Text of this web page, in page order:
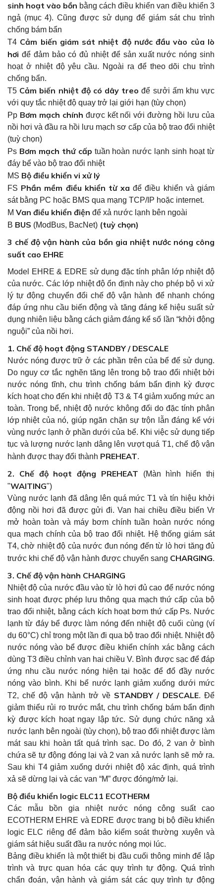
Au Co Mother Goddess Temple - Hung Temple
Announcement of death anniversary
holiday
The holiday schedule for Hung King's death anniversary
2024 of the solar calendar (Thursday). PGTECH Company
announces the holiday schedule to all customers. All
services during the holiday will be suspended, and will
return to serve customers on April 19, 2024.
We wish our customers a happy and peaceful holiday to
return to work effectively!
sinh hoạt vào bồn bằng cách điều khiển van điều khiển 3
ngả (mục 4). Cũng được sử dụng để giám sát chu trình
chống bám bẩn
T4 Cảm biến giám sát nhiệt độ nước đầu vào của lò
hơi để đảm bảo có đủ nhiệt để sản xuất nước nóng sinh
hoạt ở nhiệt độ yêu cầu. Ngoài ra để theo dõi chu trình
chống bẩn.
T5 Cảm biến nhiệt độ có dây treo để sưởi ấm khu vực
với quy tắc nhiệt độ quay trở lại giới hạn (tùy chọn)
Pp Bơm mạch chính được kết nối với đường hồi lưu của
nồi hơi và đầu ra hồi lưu mạch sơ cấp của bộ trao đổi nhiệt
(tuỳ chọn)
Ps Bơm mạch thứ cấp tuần hoàn nước lạnh sinh hoạt từ
đáy bể vào bộ trao đổi nhiệt
MS Bộ điều khiển vi xử lý
FS Phần mềm điều khiển từ xa để điều khiển và giám
sát bằng PC hoặc BMS qua mạng TCP/IP hoặc internet.
M Van điều khiển điện để xả nước lạnh bên ngoài
B BUS (ModBus, BacNet) (tuỳ chọn)
3 chế độ vận hành của bồn gia nhiệt nước nóng công
suất cao EHRE
Model EHRE & EDRE sử dụng đặc tính phân lớp nhiệt độ
của nước. Các lớp nhiệt độ ổn định này cho phép bộ vi xử
lý tự động chuyển đổi chế độ vận hành để nhanh chóng
đáp ứng nhu cầu biến động và tăng đáng kể hiệu suất sử
dụng nhiên liệu bằng cách giảm đáng kể số lần “khởi động
nguội” của nồi hơi.
1. Chế độ hoạt động STANDBY / DESCALE
Nước nóng được trữ ở các phần trên của bể để sử dụng.
Do nguy cơ tắc nghẽn tăng lên trong bộ trao đổi nhiệt bởi
nước nóng tĩnh, chu trình chống bám bẩn định kỳ được
kích hoạt cho đến khi nhiệt độ T3 & T4 giảm xuống mức an
toàn. Trong bể, nhiệt độ nước không đổi do đặc tính phân
lớp nhiệt của nó, giúp ngăn chặn sự trộn lẫn đáng kể với
vùng nước lạnh ở phần dưới của bể. Khi việc sử dụng tiếp
tục và lượng nước lạnh dâng lên vượt quá T1, chế độ vận
hành được thay đổi thành PREHEAT.
2. Chế độ hoạt động PREHEAT
(Màn hình hiển thị
"WAITING")
Vùng nước lạnh đã dâng lên quá mức T1 và tín hiệu khởi
động nồi hơi đã được gửi đi. Van hai chiều điều biến Vr
mở hoàn toàn và máy bơm chính tuần hoàn nước nóng
qua mạch chính của bộ trao đổi nhiệt. Hệ thống giám sát
T4, chờ nhiệt độ của nước đun nóng đến từ lò hơi tăng đủ
trước khi chế độ vận hành được chuyển sang CHARGING.
3. Chế độ vận hành CHARGING
Nhiệt độ của nước đầu vào từ lò hơi đủ cao để nước nóng
sinh hoạt được phép lưu thông qua mạch thứ cấp của bộ
trao đổi nhiệt, bằng cách kích hoạt bơm thứ cấp Ps. Nước
lạnh từ đáy bể được làm nóng đến nhiệt độ cuối cùng (ví
dụ 60°C) chỉ trong một lần đi qua bộ trao đổi nhiệt. Nhiệt độ
nước nóng vào bể được điều khiển chính xác bằng cách
dùng T3 điều chỉnh van hai chiều V. Bình được sạc để đáp
ứng nhu cầu nước nóng hiện tại hoặc để đổ đầy nước
nóng vào bình. Khi bể nước lạnh giảm xuống dưới mức
T2, chế độ vận hành trở về STANDBY / DESCALE. Để
giảm thiểu rủi ro trước mắt, chu trình chống bám bẩn định
kỳ được kích hoạt ngay lập tức. Sử dụng chức năng xả
nước lạnh bên ngoài (tùy chọn), bộ trao đổi nhiệt được làm
mát sau khi hoàn tất quá trình sạc. Do đó, 2 van ở bình
chứa sẽ tự động đóng lại và 2 van xả nước lạnh sẽ mở ra.
Sau khi T4 giảm xuống dưới nhiệt độ xác định, quá trình
xả sẽ dừng lại và các van “M” được đóng/mở lại.
Bộ điều khiển logic ELC11 ECOTHERM
Các mẫu bồn gia nhiệt nước nóng công suất cao
ECOTHERM EHRE và EDRE được trang bị bộ điều khiển
logic ELC riêng để đảm bảo kiểm soát thường xuyên và
giám sát hiệu suất đầu ra nước nóng mọi lúc.
Bảng điều khiển là một thiết bị đầu cuối thông minh để lập
trình và trực quan hóa các quy trình tự động. Quá trình
chẩn đoán, vận hành và giám sát các quy trình tự động